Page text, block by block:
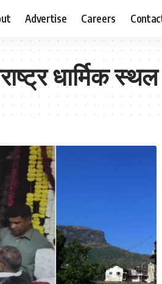
Advertise Careers
धार्मिक स्थल